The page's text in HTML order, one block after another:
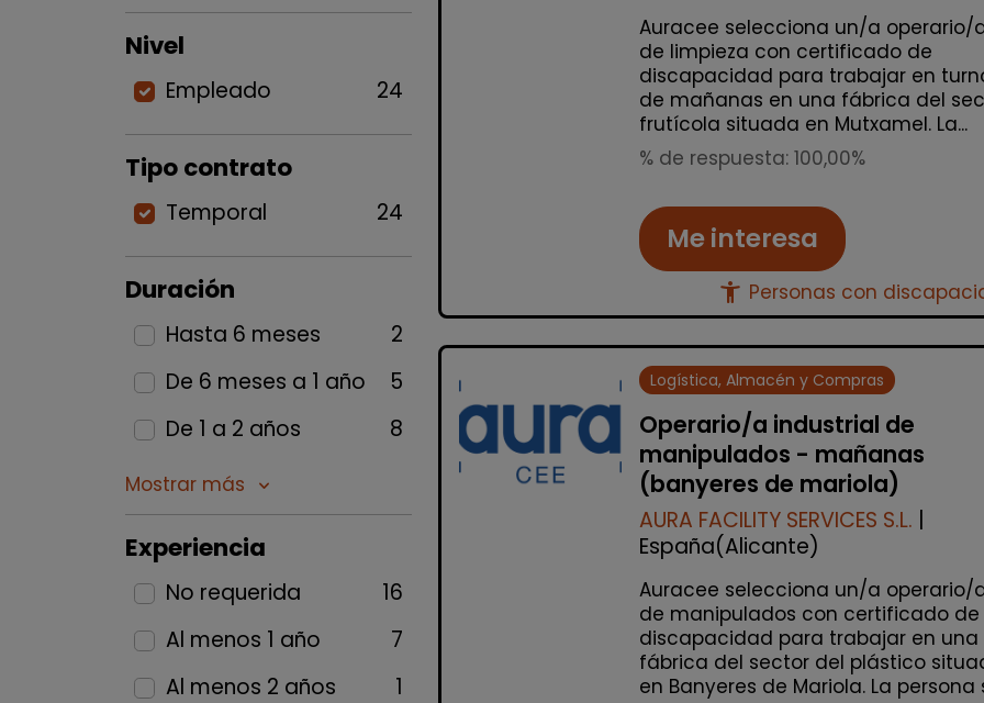
Nivel
Empleado 24
Tipo contrato
Temporal 24
Duración
Hasta 6 meses
2
De 6 meses a 1 año
5
De 1 a 2 años
8
Mostrar más keyboard_arrow_down
Experiencia
No requerida
16
Al menos 1 año
7
Al menos 2 años
1
Auracee selecciona un/a operario/
de limpieza con certificado de
discapacidad para trabajar en
de mañanas en una fábrica del
frutícola situada en Mutxamel. La...
% de respuesta: 100,00%
Me interesa
accessibility_new Personas con
Logística, Almacén y Compras
Operario/a industrial de
manipulados - mañanas
(banyeres de mariola)
AURA FACILITY SERVICES S.L. |
España(Alicante)
Auracee selecciona un/a operario/
de manipulados con certificado de
discapacidad para trabajar en una
fábrica del sector del plástico
en Banyeres de Mariola. La persona